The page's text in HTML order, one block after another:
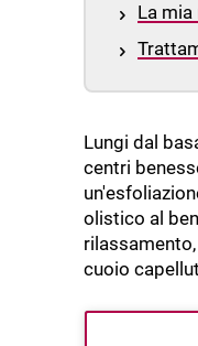
La
Lungi dal
centri
olistico al
cuoio